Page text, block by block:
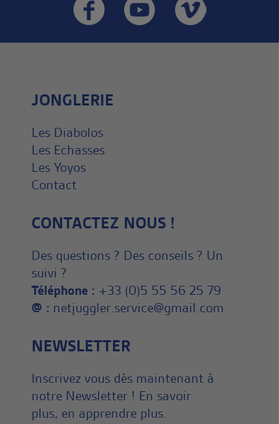
JONGLERIE
Les Diabolos
Les Echasses
Les Yoyos
Contact
CONTACTEZ NOUS !
Des questions ? Des conseils ? Un
suivi ?
Téléphone : +33 (0)5 55 56 25 79
@ : netjuggler.service@gmail.com
NEWSLETTER
Inscrivez vous dès maintenant à
notre Newsletter ! En savoir
plus, en apprendre plus.